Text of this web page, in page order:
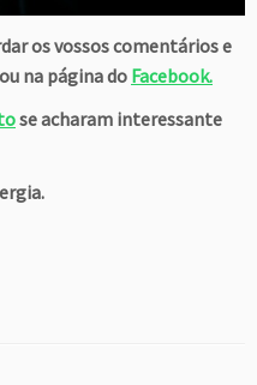
os vossos comentários e
na página do Facebook.
se acharam interessante